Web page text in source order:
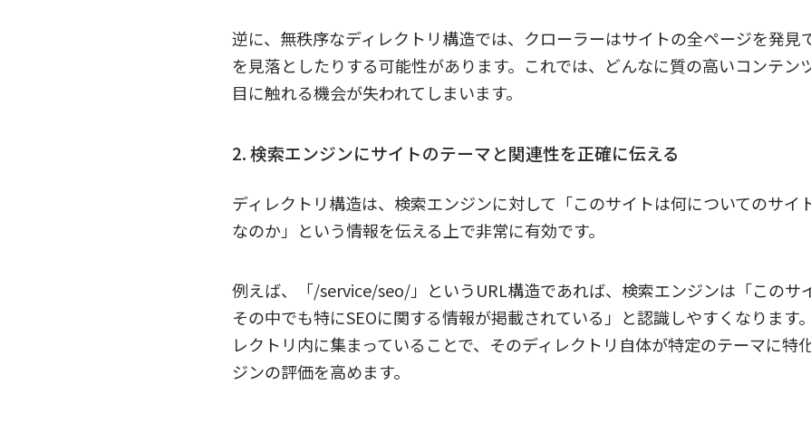
逆に、無秩序なディレクトリ構造では、クローラーはサイトの全ページを発見
を見落としたりする可能性があります。これでは、どんなに質の高いコンテン
目に触れる機会が失われてしまいます。
2. 検索エンジンにサイトのテーマと関連性を正確に伝える
ディレクトリ構造は、検索エンジンに対して「このサイトは何についてのサイ
なのか」という情報を伝える上で非常に有効です。
例えば、「/service/seo/」というURL構造であれば、検索エンジンは「このサ
その中でも特にSEOに関する情報が掲載されている」と認識しやすくなります
レクトリ内に集まっていることで、そのディレクトリ自体が特定のテーマに特
ジンの評価を高めます。